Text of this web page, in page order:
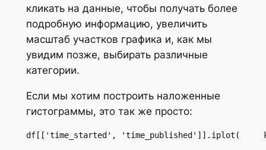
кликать на данные, чтобы получать более
подробную информацию, увеличить
масштаб участков графика и, как мы
увидим позже, выбирать различные
категории.
Если мы хотим построить наложенные
гистограммы, это так же просто:
df[['time_started', 'time_published']].iplot(